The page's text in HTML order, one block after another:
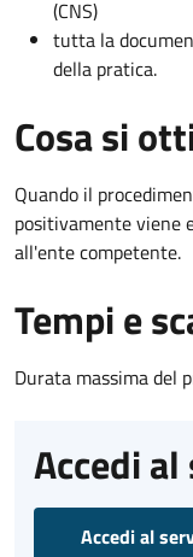
(CNS)
tutta la
della pratica.
Cosa si
Quando il
positivamente viene
all'ente competente.
Tempi e
Durata massima del
Accedi
Accedi al